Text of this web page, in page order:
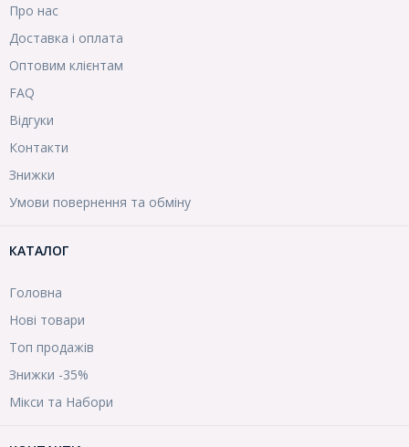
Про нас
Доставка і оплата
Оптовим клієнтам
FAQ
Відгуки
Контакти
Знижки
Умови повернення та обміну
КАТАЛОГ
Головна
Нові товари
Топ продажів
Знижки -35%
Мікси та Набори